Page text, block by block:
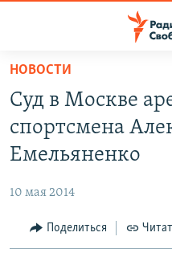
упрощенного
доступа
основному
Вернутся
ПОДКАСТЫ
АВТОРСКИЕ ПРОЕКТЫ
МНЕНИЯ
КУЛЬТУРА
НОВОСТИ
Суд в Москве
спортсмена
Емельяненко
10 мая 2014
Поделиться